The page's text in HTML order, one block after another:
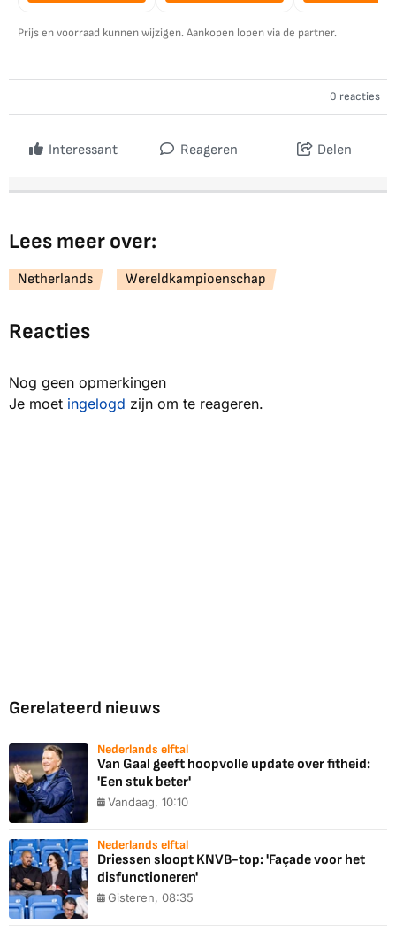
Prijs en voorraad kunnen wijzigen. Aankopen lopen via de partner.
0 reacties
Interessant Reageren Delen
Lees meer over:
Netherlands Wereldkampioenschap
Reacties
Nog geen opmerkingen
Je moet ingelogd zijn om te reageren.
Gerelateerd nieuws
Nederlands elftal
Van Gaal geeft hoopvolle update over fitheid:
'Een stuk beter'
Vandaag, 10:10
Nederlands elftal
Driessen sloopt KNVB-top: 'Façade voor het
disfunctioneren'
Gisteren, 08:35